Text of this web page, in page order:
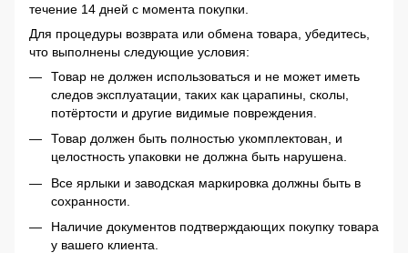
течение 14 дней с момента покупки.
Для процедуры возврата или обмена товара, убедитесь,
что выполнены следующие условия:
Товар не должен использоваться и не может иметь
следов эксплуатации, таких как царапины, сколы,
потёртости и другие видимые повреждения.
Товар должен быть полностью укомплектован, и
целостность упаковки не должна быть нарушена.
Все ярлыки и заводская маркировка должны быть в
сохранности.
Наличие документов подтверждающих покупку товара
у вашего клиента.